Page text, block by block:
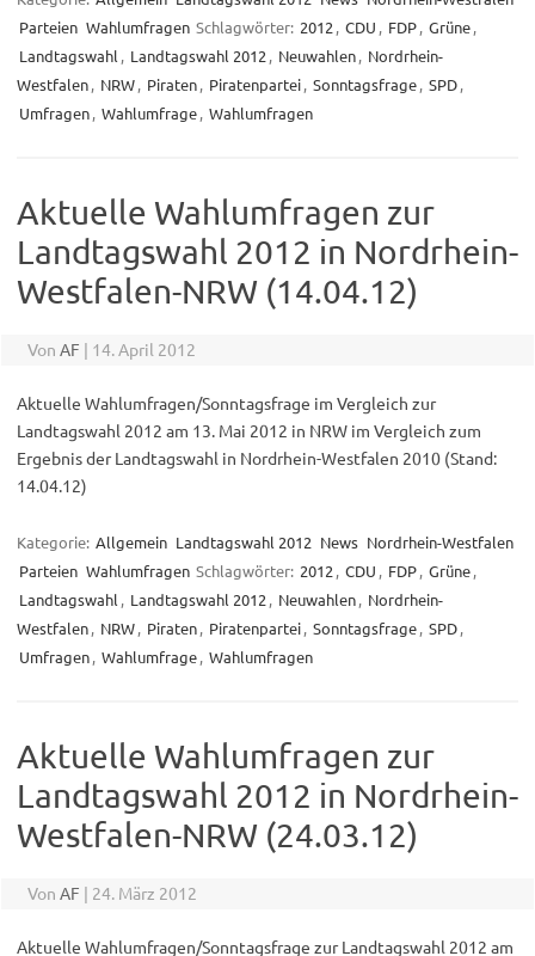
Parteien Wahlumfragen Schlagwörter: 2012 , CDU , FDP, Grüne,
Landtagswahl , Landtagswahl 2012 , Neuwahlen, Nordrhein-
Westfalen, NRW, Piraten, Piratenpartei, Sonntagsfrage, SPD,
Umfragen, Wahlumfrage, Wahlumfragen
Aktuelle Wahlumfragen zur
Landtagswahl 2012 in Nordrhein-
Westfalen-NRW (14.04.12)
Von AF | 14. April 2012
Aktuelle Wahlumfragen/Sonntagsfrage im Vergleich zur
Landtagswahl 2012 am 13. Mai 2012 in NRW im Vergleich zum
Ergebnis der Landtagswahl in Nordrhein-Westfalen 2010 (Stand:
14.04.12)
Kategorie: Allgemein Landtagswahl 2012 News Nordrhein-Westfalen
Parteien Wahlumfragen Schlagwörter: 2012 , CDU , FDP, Grüne,
Landtagswahl , Landtagswahl 2012 , Neuwahlen, Nordrhein-
Westfalen, NRW, Piraten, Piratenpartei, Sonntagsfrage, SPD,
Umfragen, Wahlumfrage, Wahlumfragen
Aktuelle Wahlumfragen zur
Landtagswahl 2012 in Nordrhein-
Westfalen-NRW (24.03.12)
Von AF | 24. März 2012
Aktuelle Wahlumfragen/Sonntagsfrage zur Landtagswahl 2012 am